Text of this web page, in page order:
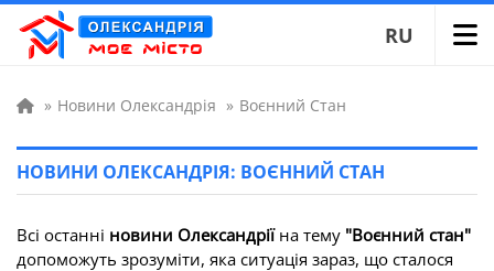
RU
» Новини Олександрія » Воєнний Стан
НОВИНИ ОЛЕКСАНДРІЯ: ВОЄННИЙ СТАН
Всі останні новини Олександріїна тему "Воєнний стан"
допоможуть зрозуміти, яка ситуація зараз, що сталося